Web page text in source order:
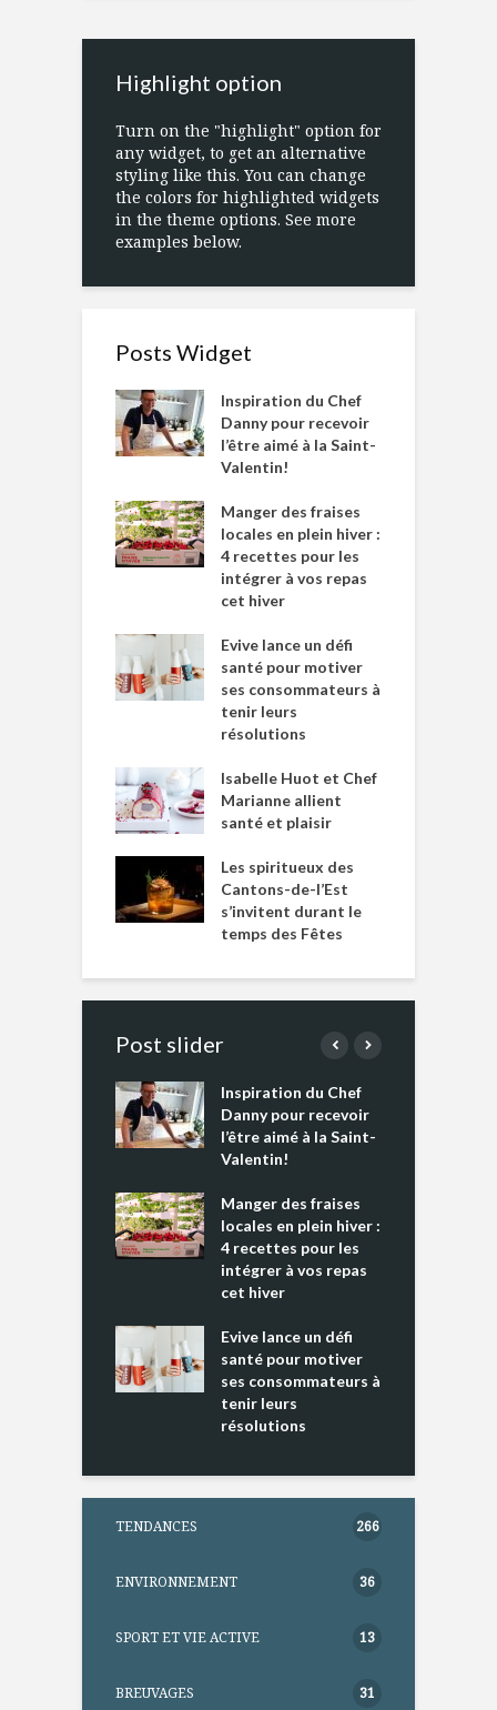
Highlight option
Turn on the "highlight" option for
any widget, to get an alternative
styling like this. You can change
the colors for highlighted widgets
in the theme options. See more
examples below.
Posts Widget
Inspiration du Chef
Danny pour recevoir
l’être aimé à la Saint-
Valentin!
Manger des fraises
locales en plein hiver :
4 recettes pour les
intégrer à vos repas
cet hiver
Evive lance un défi
santé pour motiver
ses consommateurs à
tenir leurs
résolutions
Isabelle Huot et Chef
Marianne allient
santé et plaisir
Les spiritueux des
Cantons-de-l’Est
s’invitent durant le
temps des Fêtes
Post slider
Inspiration du Chef
Danny pour recevoir
l’être aimé à la Saint-
Valentin!
Manger des fraises
locales en plein hiver :
4 recettes pour les
intégrer à vos repas
cet hiver
Evive lance un défi
santé pour motiver
ses consommateurs à
tenir leurs
résolutions
TENDANCES 266
ENVIRONNEMENT 36
SPORT ET VIE ACTIVE 13
BREUVAGES 31